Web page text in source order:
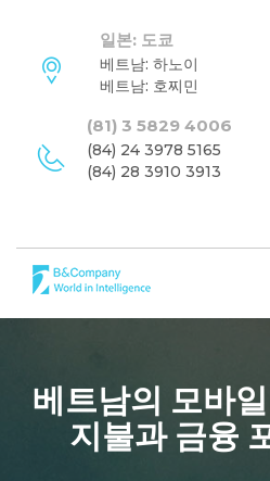
일본: 도쿄
베트남: 하노이
베트남: 호찌민
(81) 3 5829 4006
(84) 24 3978 5165
(84) 28 3910 3913
베트남의 모바
지불과 금융